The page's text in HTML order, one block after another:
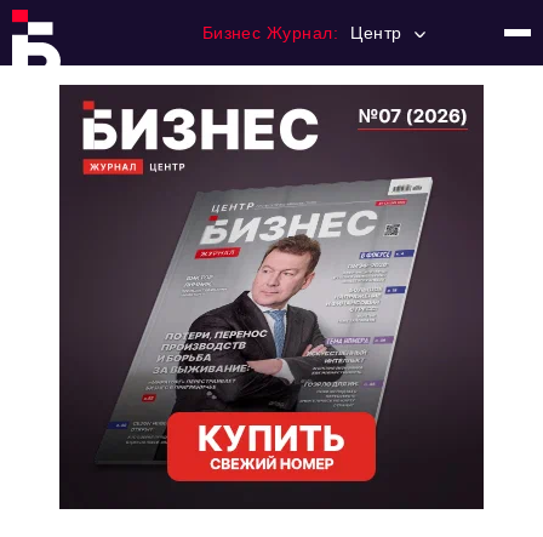
Бизнес Журнал: Центр
Регулирование
Премия "Тульский Бизнес"
История тульского предпринимательства